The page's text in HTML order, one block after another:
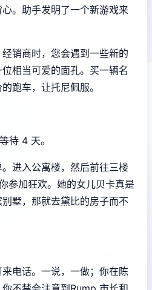
。助手发明了一个新游戏来
销商时，您会遇到一些新的
相当可爱的面孔。买一辆名
跑车，让托尼佩服。
待 4 天。
进入公寓楼，然后前往三楼
参加狂欢。她的女儿贝卡真是
墅，那就去黛比的房子而不
电话。一说，一做；你在陈